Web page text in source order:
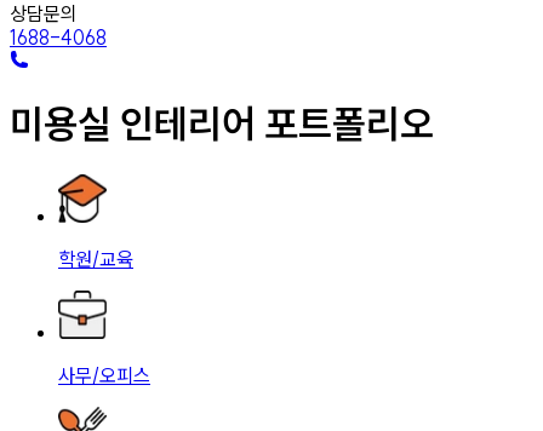
상담문의
1688-4068
미용실 인테리어 포트폴리오
학원/교육
사무/오피스